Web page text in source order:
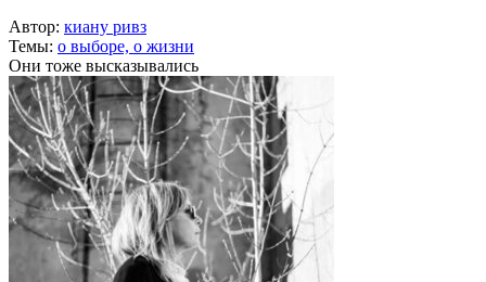
Автор: киану ривз
Темы: о выборе, о жизни
Они тоже высказывались